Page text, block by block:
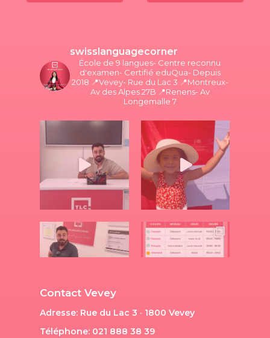
swisslanguagecorner
École de 9 langues- Centre reconnu
d'examen- Certifié eduQua- Depuis
2018 📍Vevey- Rue du Lac 3 📍Montreux-
Av des Alpes 27B 📍Renens- Av
Longemalle 7
Contact Vevey
Adresse: Rue du Lac 3 · 1800 Vevey
Téléphone: 021 888 38 39